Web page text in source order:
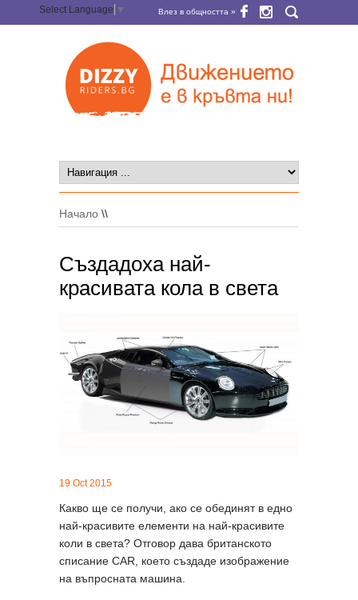
Select Language ▼ Влез в общността »
Начало \\
Създадоха най-
красивата кола в света
19 Oct 2015
Какво ще се получи, ако се обединят в едно
най-красивите елементи на най-красивите
коли в света? Отговор дава британското
списание CAR, което създаде изображение
на въпросната машина.